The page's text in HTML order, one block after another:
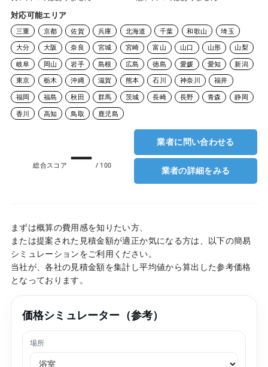
対応可能エリア
三重 京都 佐賀 兵庫 北海道 千葉 和歌山
埼玉
大分
大阪 奈良 宮城 宮崎 富山 山口 山形
山梨
岐阜
岡山 岩手 島根 広島 徳島 愛媛 愛知
新潟
東京
栃木 沖縄 滋賀 熊本 石川 神奈川
福井
福岡
福島 秋田 群馬 茨城 長崎 長野 青森
静岡
香川
高知 鳥取 鹿児島
総合スコア ー / 100
業者に問い合わせる
業者の詳細をみる
まずは概算の費用感を知りたい方、
または提案された見積金額が適正か気になる方は、以下の簡易
シミュレーションをご利用ください。
当社が、各社の見積金額を集計し平均値から算出した参考価格
となっております。
価格シミュレーター（参考）
場所